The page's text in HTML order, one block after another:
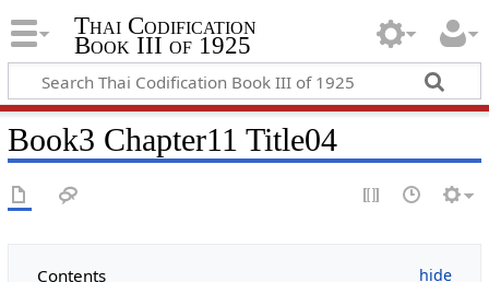
Thai Codification
Book III of 1925
Book3 Chapter11 Title04
Contents